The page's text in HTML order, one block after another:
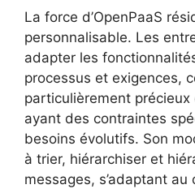
La force d’OpenPaaS
personnalisable. Les
adapter les
processus et exigences,
particulièrement
ayant des contraintes
besoins évolutifs. Son
à trier, hiérarchiser et
messages, s’adaptant